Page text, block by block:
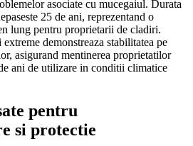
asociate cu mucegaiul. Durata
25 de ani, reprezentand o
lung pentru proprietarii de cladiri.
demonstreaza stabilitatea pe
asigurand mentinerea proprietatilor
ani de utilizare in conditii climatice
pentru
si protectie